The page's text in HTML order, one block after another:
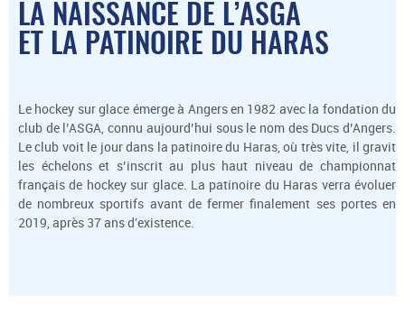
LA NAISSANCE DE L’ASGA
ET LA PATINOIRE DU HARAS
Le hockey sur glace émerge à Angers en 1982 avec la fondation du
club de l’ASGA, connu aujourd’hui sous le nom des Ducs d’Angers.
Le club voit le jour dans la patinoire du Haras, où très vite, il gravit
les échelons et s’inscrit au plus haut niveau de championnat
français de hockey sur glace. La patinoire du Haras verra évoluer
de nombreux sportifs avant de fermer finalement ses portes en
2019, après 37 ans d'existence.